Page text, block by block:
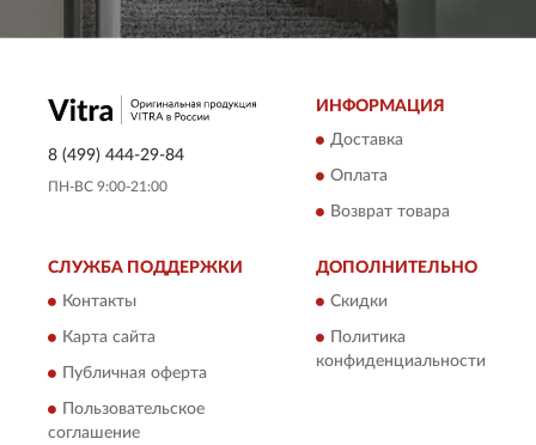
8 (499) 444-29-84
ПН-ВС 9:00-21:00
ИНФОРМАЦИЯ
Доставка
Оплата
Возврат товара
СЛУЖБА ПОДДЕРЖКИ
Контакты
Карта сайта
Публичная оферта
Пользовательское
соглашение
ДОПОЛНИТЕЛЬНО
Скидки
Политика
конфиденциальности